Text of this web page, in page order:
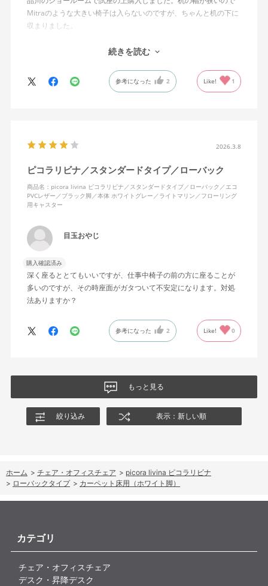
Mitraのような大きい椅子は入らないのですが、ちゃんと机の下に
収まりました。
安い椅子とは違って座面、背面の安定感はしっかりしています。
続きを読む
参考になった 2 Like! 1
2026.3.8
ピコラリビナ／スタンダードタイプ／ローバック
商品名：picora livina ピコラリビナ／スタンダードタイプ／ローバック／エコ
PVCレザー／ブラック脚／本体 ホワイトグレー／ライトマリン／フローリング
用キャスター
目玉おやじ
購入確認済み
深く座るととてもいいですが、仕事中椅子の前の方に座ることが
多いのですが、その時座面がガタついて不安定になります。対処
法ありますか？
参考になった 2 Like! 0
もっと見る
絞り込み 表示：新しい順
ホーム > チェア・オフィスチェア > picora livina ピコラリビナ
> ローバックタイプ > カーペット床用（ホワイト脚）
カテゴリ
チェア・オフィスチェア
デスク・昇降デスク